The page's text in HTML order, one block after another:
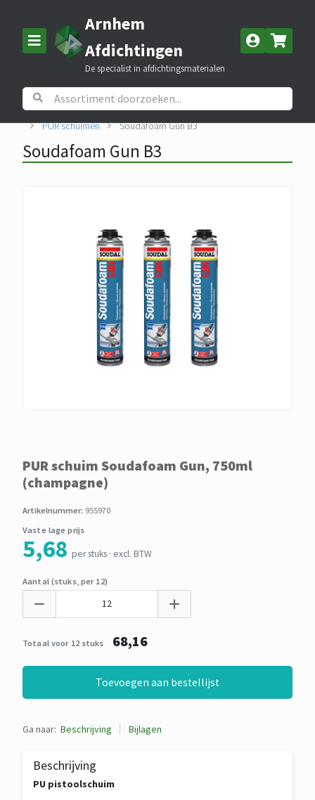
Arnhem
Afdichtingen
De specialist in afdichtingsmaterialen
Home Assortiment
Kitten, lijmen en PUR schuim
PUR schuimen
Soudafoam Gun B3
Soudafoam Gun B3
Ga naar: Beschrijving Bijlagen
Beschrijving
PU pistoolschuim
PUR schuim Soudafoam Gun, 750ml
(champagne)
Artikelnummer: 955970
Vaste lage prijs
5,68 per stuks · excl. BTW
Aantal (stuks, per 12)
Totaal voor 12 stuks 68,16
Toevoegen aan bestellijst